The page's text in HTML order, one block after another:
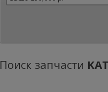
Поиск запчасти